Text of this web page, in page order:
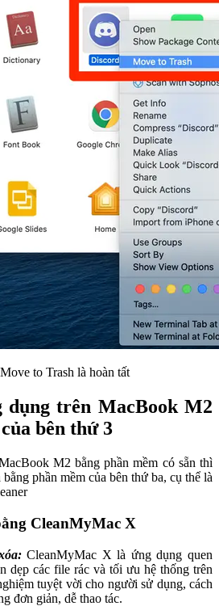
to Trash là hoàn tất
dụng trên MacBook M2
bên thứ 3
M2 bằng phần mềm có sẵn thì
phần mềm của bên thứ ba, cụ thể là
CleanMyMac X
CleanMyMac X là ứng dụng quen
dẹp các file rác và tối ưu hệ thống trên
tuyệt vời cho người sử dụng, cách
đơn giản, dễ thao tác.